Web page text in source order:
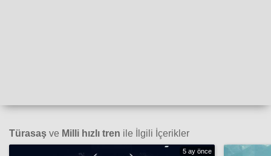
Türasaş ve Milli hızlı tren ile İlgili İçerikler
5 ay önce